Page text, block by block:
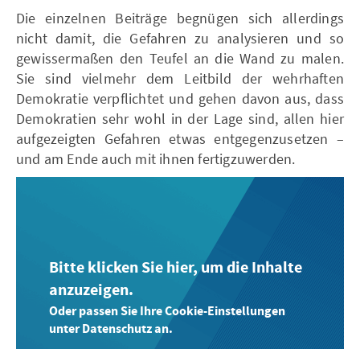
Die einzelnen Beiträge begnügen sich allerdings
nicht damit, die Gefahren zu analysieren und so
gewissermaßen den Teufel an die Wand zu malen.
Sie sind vielmehr dem Leitbild der wehrhaften
Demokratie verpflichtet und gehen davon aus, dass
Demokratien sehr wohl in der Lage sind, allen hier
aufgezeigten Gefahren etwas entgegenzusetzen –
und am Ende auch mit ihnen fertigzuwerden.
Bitte klicken Sie hier, um die Inhalte
anzuzeigen.
Oder passen Sie Ihre Cookie-Einstellungen
unter Datenschutz an.